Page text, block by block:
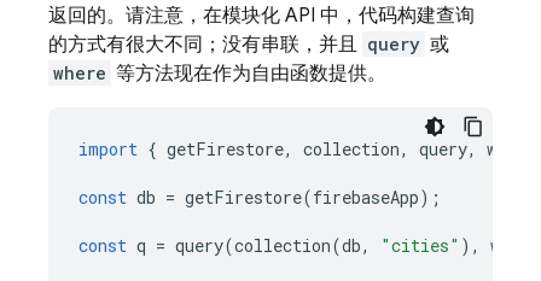
返回的。请注意，在模块化 API 中，代码构建查询
的方式有很大不同；没有串联，并且 query 或
where 等方法现在作为自由函数提供。
import { getFirestore, collection, query, where
const db = getFirestore(firebaseApp);
const q = query(collection(db, "cities" ), where